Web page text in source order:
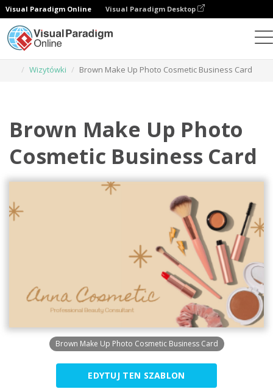
Visual Paradigm Online Visual Paradigm Desktop
Wizytówki
Brown Make Up Photo Cosmetic Business Card
Brown Make Up Photo
Cosmetic Business Card
Brown Make Up Photo Cosmetic Business Card
EDYTUJ TEN SZABLON